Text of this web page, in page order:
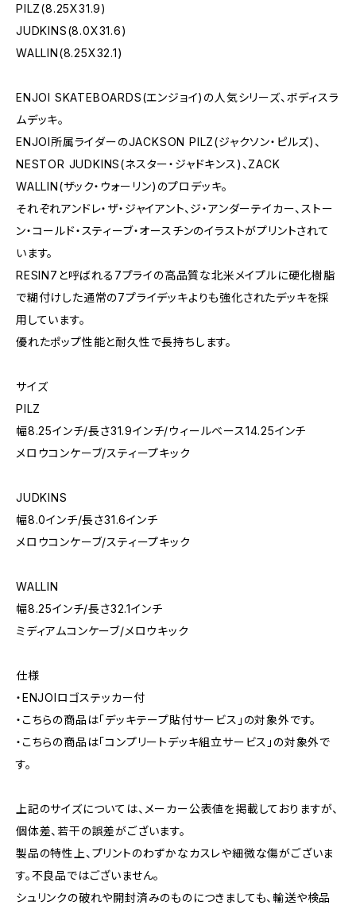
PILZ(8.25X31.9)
JUDKINS(8.0X31.6)
WALLIN(8.25X32.1)
ENJOI SKATEBOARDS(エンジョイ)の人気シリーズ、ボディスラ
ムデッキ。
ENJOI所属ライダーのJACKSON PILZ(ジャクソン・ピルズ)、
NESTOR JUDKINS(ネスター・ジャドキンス)、ZACK
WALLIN(ザック・ウォーリン)のプロデッキ。
それぞれアンドレ・ザ・ジャイアント、ジ・アンダーテイカー、ストー
ン・コールド・スティーブ・オースチンのイラストがプリントされて
います。
RESIN7と呼ばれる7プライの高品質な北米メイプルに硬化樹脂
で糊付けした通常の7プライデッキよりも強化されたデッキを採
用しています。
優れたポップ性能と耐久性で長持ちします。
サイズ
PILZ
幅8.25インチ/長さ31.9インチ/ウィールベース14.25インチ
メロウコンケーブ/スティープキック
JUDKINS
幅8.0インチ/長さ31.6インチ
メロウコンケーブ/スティープキック
WALLIN
幅8.25インチ/長さ32.1インチ
ミディアムコンケーブ/メロウキック
仕様
・ENJOIロゴステッカー付
・こちらの商品は「デッキテープ貼付サービス」の対象外です。
・こちらの商品は「コンプリートデッキ組立サービス」の対象外で
す。
上記のサイズについては、メーカー公表値を掲載しておりますが、
個体差、若干の誤差がございます。
製品の特性上、プリントのわずかなカスレや細微な傷がございま
す。不良品ではございません。
シュリンクの破れや開封済みのものにつきましても、輸送や検品